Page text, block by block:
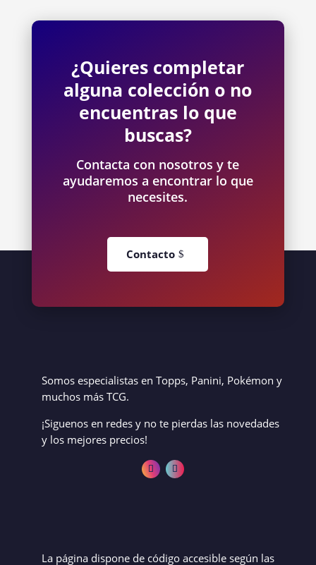
¿Quieres completar
alguna colección o no
encuentras lo que
buscas?
Contacta con nosotros y te
ayudaremos a encontrar lo que
necesites.
Contacto
Somos especialistas en Topps, Panini, Pokémon y
muchos más TCG.
¡Siguenos en redes y no te pierdas las novedades
y los mejores precios!
La página dispone de código accesible según las